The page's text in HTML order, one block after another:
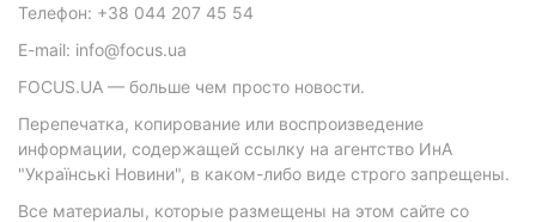
Телефон: +38 044 207 45 54
E-mail: info@focus.ua
FOCUS.UA — больше чем просто новости.
Перепечатка, копирование или воспроизведение
информации, содержащей ссылку на агентство ИнА
"Українські Новини", в каком-либо виде строго запрещены.
Все материалы, которые размещены на этом сайте со